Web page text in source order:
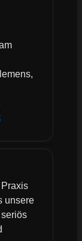
unsere